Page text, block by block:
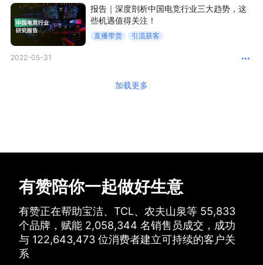
报告｜深度剖析中国电竞行业三大趋势，这
些机遇值得关注！
直播带货 引流获客
2022-05-31
加载更多
有赞陪你一起做好生意
有赞正在帮助宝洁、TCL、农夫山泉等 55,833
个品牌， 赋能 2,058,344 名销售员成交， 成功
与 122,643,473 位消费者建立可持续的客户关
系